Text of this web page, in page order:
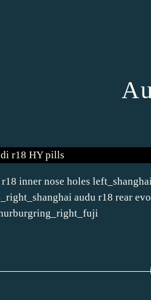
r18 inner nose holes
audu r18 rear